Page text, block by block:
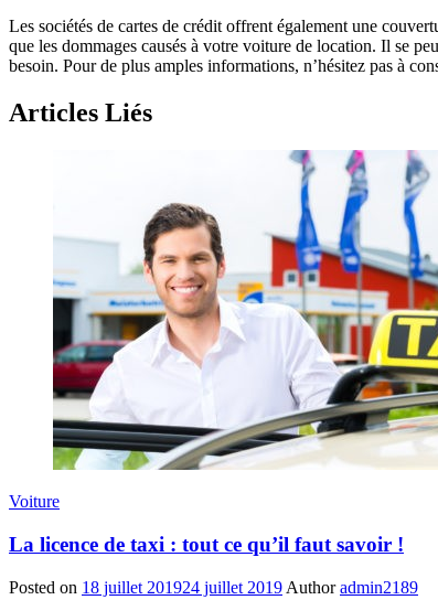
Les sociétés de cartes de crédit offrent également une
que les dommages causés à votre voiture de location. Il se
besoin. Pour de plus amples informations, n’hésitez pas à
Articles Liés
Voiture
La licence de taxi : tout ce qu’il faut savoir !
Posted on 18 juillet 201924 juillet 2019 Author admin2189